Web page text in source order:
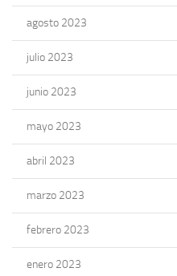
agosto 2023
julio 2023
junio 2023
mayo 2023
abril 2023
marzo 2023
febrero 2023
enero 2023